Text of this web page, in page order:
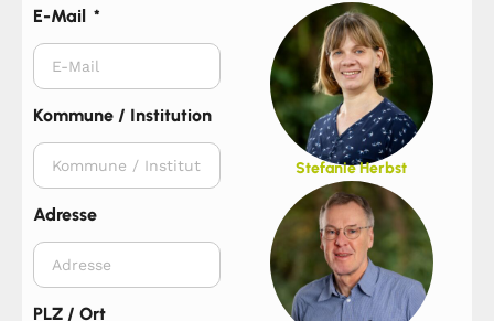
E-Mail
Kommune / Institution
Adresse
PLZ / Ort
Stefanie Herbst